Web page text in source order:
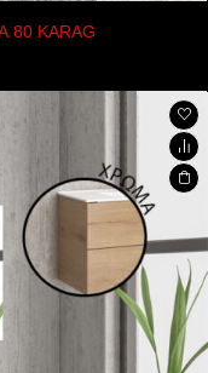
80 KARAG